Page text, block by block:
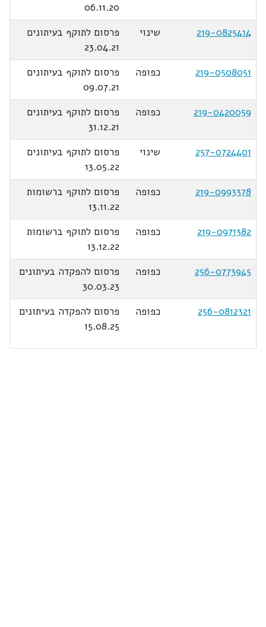
06.11.20
219-0825414
שינוי
פרסום לתוקף בעיתונים
23.04.21
219-0508051
כפופה
פרסום לתוקף בעיתונים
09.07.21
219-0420059
כפופה
פרסום לתוקף בעיתונים
31.12.21
257-0724401
שינוי
פרסום לתוקף בעיתונים
13.05.22
219-0993378
כפופה
פרסום לתוקף ברשומות
13.11.22
219-0971382
כפופה
פרסום לתוקף ברשומות
13.12.22
256-0773945
כפופה
פרסום להפקדה בעיתונים
30.03.23
256-0812321
כפופה
פרסום להפקדה בעיתונים
15.08.25